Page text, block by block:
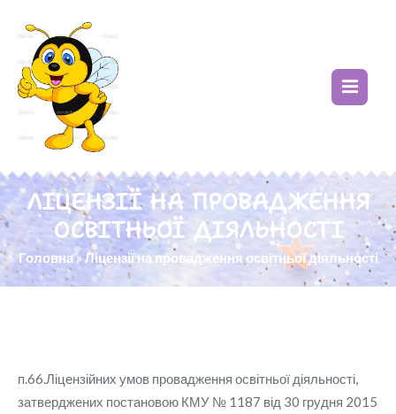
ЛІЦЕНЗІЇ НА ПРОВАДЖЕННЯ
ОСВІТНЬОЇ ДІЯЛЬНОСТІ
Головна»Ліцензії на провадження освітньої діяльності
п.66.Ліцензійних умов провадження освітньої діяльності,
затверджених постановою КМУ № 1187 від 30 грудня 2015